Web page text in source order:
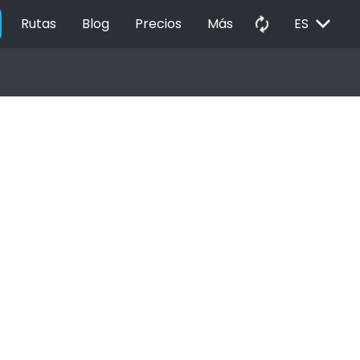
Rutas Blog Precios Más autorenew ES EXPAND_MORE